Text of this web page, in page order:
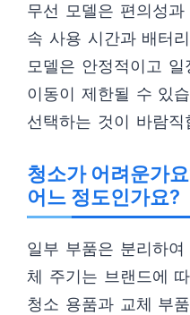
무선 모델은 편의성
속 사용 시간과 배터
모델은 안정적이고
이동이 제한될 수 있
선택하는 것이 바람직
청소가 어려운가
어느 정도인가요?
일부 부품은 분리하
체 주기는 브랜드에
청소 용품과 교체 부